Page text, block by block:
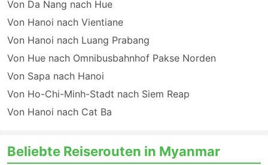
Von Da Nang nach Hue
Von Hanoi nach Vientiane
Von Hanoi nach Luang Prabang
Von Hue nach Omnibusbahnhof Pakse Norden
Von Sapa nach Hanoi
Von Ho-Chi-Minh-Stadt nach Siem Reap
Von Hanoi nach Cat Ba
Beliebte Reiserouten in Myanmar